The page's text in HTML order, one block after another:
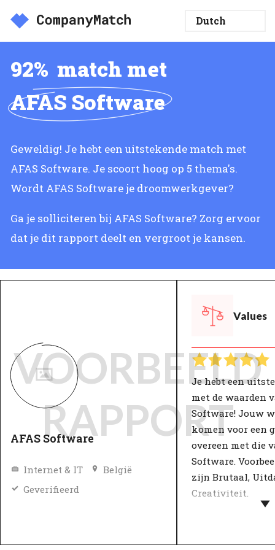
92% match met
AFAS Software
Geweldig! Je hebt een uitstekende match met
AFAS Software. Je scoort hoog op 5 thema's.
Wordt AFAS Software je droomwerkgever?
Ga je solliciteren bij AFAS Software? Zorg ervoor
dat je dit rapport deelt en vergroot je kansen.
AFAS Software
Internet & IT
België
Geverifieerd
Values
Je hebt een
met de waarden
Software! Jouw
komen voor een
overeen met die
Software.
zijn Brutaal,
Creativiteit.
VOORBEELD
RAPPORT